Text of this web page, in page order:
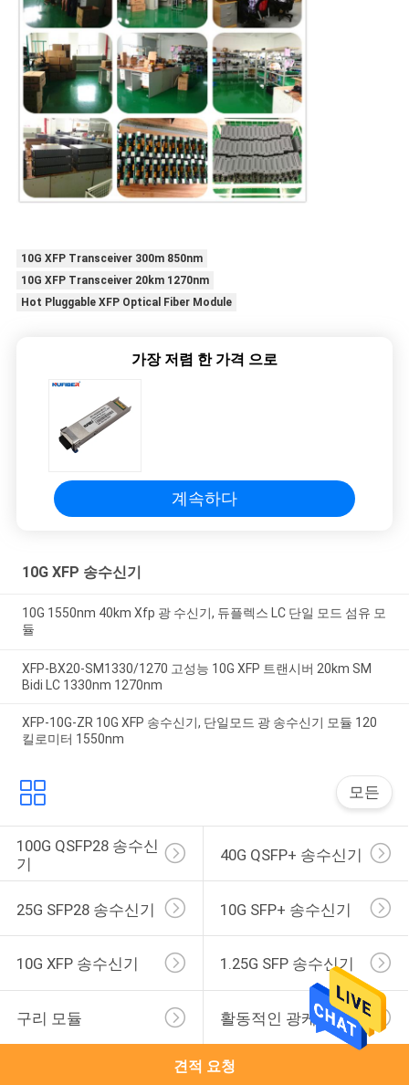
10G XFP Transceiver 300m 850nm
10G XFP Transceiver 20km 1270nm
Hot Pluggable XFP Optical Fiber Module
가장 저렴 한 가격 으로
계속하다
10G XFP 송수신기
10G 1550nm 40km Xfp 광 수신기, 듀플렉스 LC 단일 모드 섬유 모
듈
XFP-BX20-SM1330/1270 고성능 10G XFP 트랜시버 20km SM
Bidi LC 1330nm 1270nm
XFP-10G-ZR 10G XFP 송수신기, 단일모드 광 송수신기 모듈 120
킬로미터 1550nm
모든
100G QSFP28 송수신
기
40G QSFP+ 송수신기
25G SFP28 송수신기 10G SFP+ 송수신기
10G XFP 송수신기 1.25G SFP 송수신기
구리 모듈 활동적인 광케이블
견적 요청